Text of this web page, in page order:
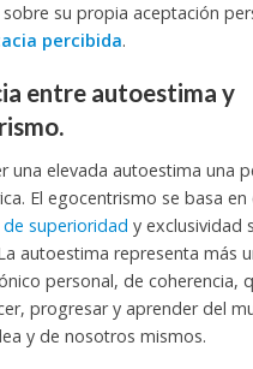
su propia aceptación
percibida.
entre autoestima y
una elevada autoestima una
El egocentrismo se basa en
superioridad y exclusividad
autoestima representa más
personal, de coherencia,
progresar y aprender del
y de nosotros mismos.